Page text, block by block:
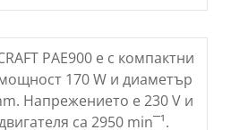
PAE900 е с компактни
170 W и диаметър
Напрежението е 230 V и
са 2950 min¯¹.